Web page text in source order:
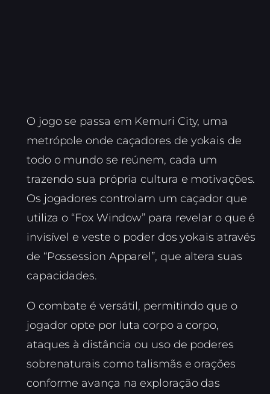
O jogo se passa em Kemuri City, uma
metrópole onde caçadores de yokais de
todo o mundo se reúnem, cada um
trazendo sua própria cultura e motivações.
Os jogadores controlam um caçador que
utiliza o “Fox Window” para revelar o que é
invisível e veste o poder dos yokais através
de “Possession Apparel”, que altera suas
capacidades.
O combate é versátil, permitindo que o
jogador opte por luta corpo a corpo,
ataques à distância ou uso de poderes
sobrenaturais como talismãs e orações
conforme avança na exploração das